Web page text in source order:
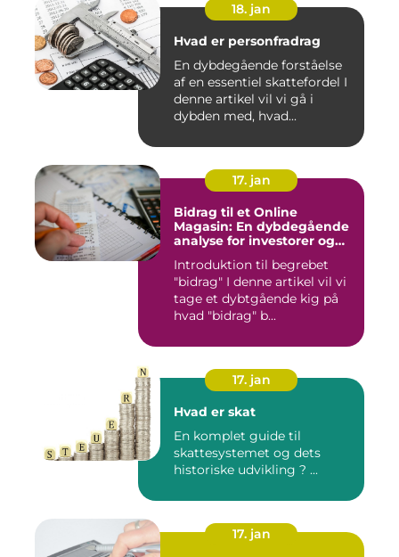
18. jan
Hvad er personfradrag
En dybdegående forståelse
af en essentiel skattefordel I
denne artikel vil vi gå i
dybden med, hvad...
17. jan
Bidrag til et Online
Magasin: En dybdegående
analyse for investorer og
Introduktion til begrebet
"bidrag" I denne artikel vil vi
tage et dybtgående kig på
hvad "bidrag" b...
17. jan
Hvad er skat
En komplet guide til
skattesystemet og dets
historiske udvikling ? ...
17. jan